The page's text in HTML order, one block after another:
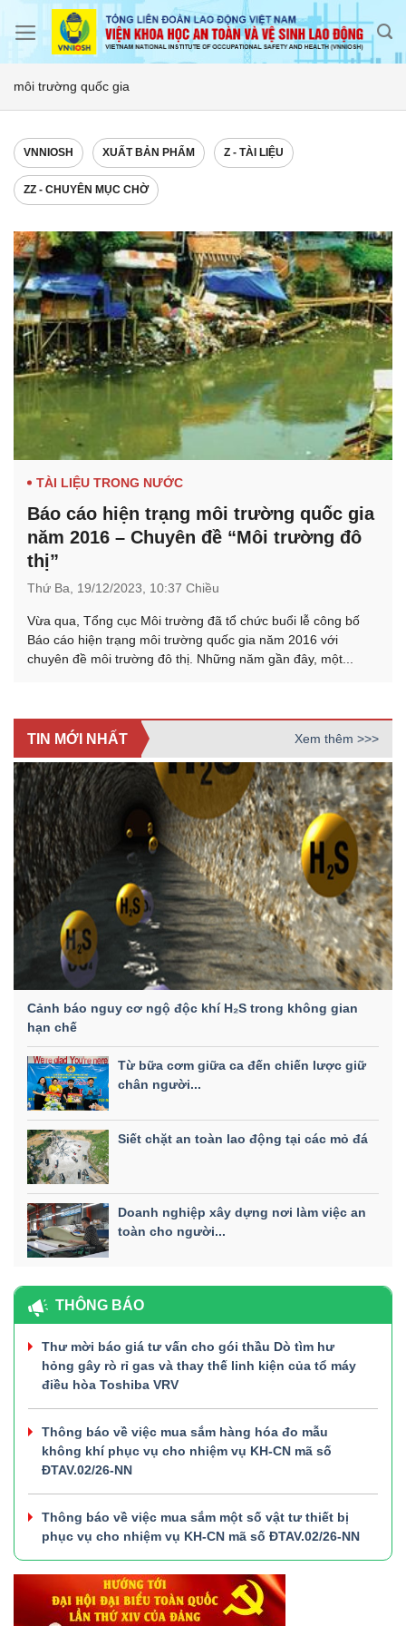
môi trường quốc gia
VNNIOSH XUẤT BẢN PHẨM Z - TÀI LIỆU
ZZ - CHUYÊN MỤC CHỜ
TÀI LIỆU TRONG NƯỚC
Báo cáo hiện trạng môi trường quốc gia
năm 2016 – Chuyên đề “Môi trường đô
thị”
Thứ Ba, 19/12/2023, 10:37 Chiều
Vừa qua, Tổng cục Môi trường đã tổ chức buổi lễ công bố
Báo cáo hiện trạng môi trường quốc gia năm 2016 với
chuyên đề môi trường đô thị. Những năm gần đây, một...
TIN MỚI NHẤT Xem thêm >>>
Cảnh báo nguy cơ ngộ độc khí H₂S trong không gian
hạn chế
Từ bữa cơm giữa ca đến chiến lược giữ
chân người...
Siết chặt an toàn lao động tại các mỏ đá
Doanh nghiệp xây dựng nơi làm việc an
toàn cho người...
THÔNG BÁO
Thư mời báo giá tư vấn cho gói thầu Dò tìm hư
hỏng gây rò rỉ gas và thay thế linh kiện của tổ máy
điều hòa Toshiba VRV
Thông báo về việc mua sắm hàng hóa đo mẫu
không khí phục vụ cho nhiệm vụ KH-CN mã số
ĐTAV.02/26-NN
Thông báo về việc mua sắm một số vật tư thiết bị
phục vụ cho nhiệm vụ KH-CN mã số ĐTAV.02/26-NN